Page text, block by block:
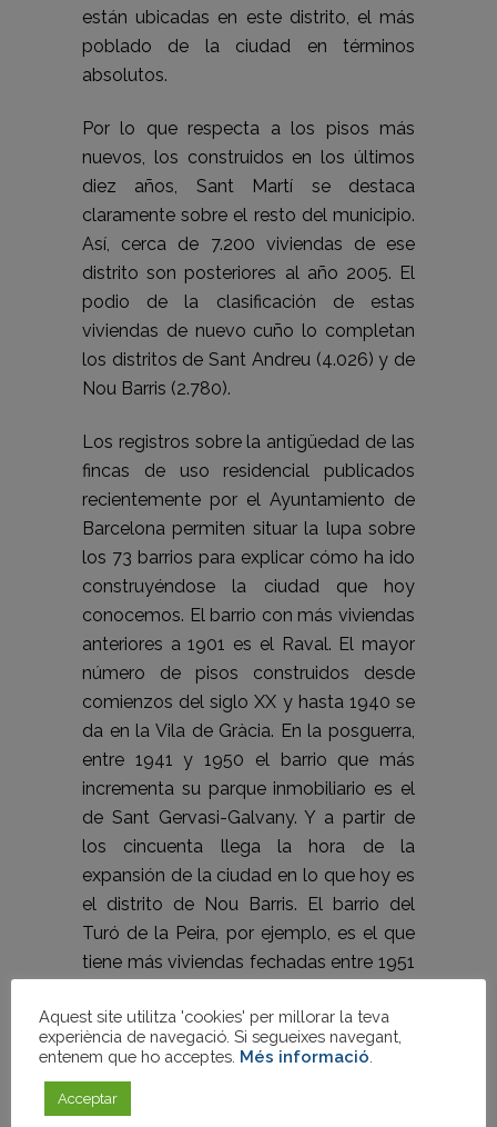
están ubicadas en este distrito, el más
poblado de la ciudad en términos
absolutos.
Por lo que respecta a los pisos más
nuevos, los construidos en los últimos
diez años, Sant Martí se destaca
claramente sobre el resto del municipio.
Así, cerca de 7.200 viviendas de ese
distrito son posteriores al año 2005. El
podio de la clasificación de estas
viviendas de nuevo cuño lo completan
los distritos de Sant Andreu (4.026) y de
Nou Barris (2.780).
Los registros sobre la antigüedad de las
fincas de uso residencial publicados
recientemente por el Ayuntamiento de
Barcelona permiten situar la lupa sobre
los 73 barrios para explicar cómo ha ido
construyéndose la ciudad que hoy
conocemos. El barrio con más viviendas
anteriores a 1901 es el Raval. El mayor
número de pisos construidos desde
comienzos del siglo XX y hasta 1940 se
da en la Vila de Gràcia. En la posguerra,
entre 1941 y 1950 el barrio que más
incrementa su parque inmobiliario es el
de Sant Gervasi-Galvany. Y a partir de
los cincuenta llega la hora de la
expansión de la ciudad en lo que hoy es
el distrito de Nou Barris. El barrio del
Turó de la Peira, por ejemplo, es el que
tiene más viviendas fechadas entre 1951
Sant Gervasi-Galvany vuelve a ser en la
década de los sesenta el territorio con
mayor producción de pisos todavía
Aquest site utilitza 'cookies' per millorar la teva
experiència de navegació. Si segueixes navegant,
entenem que ho acceptes. Més informació
Acceptar